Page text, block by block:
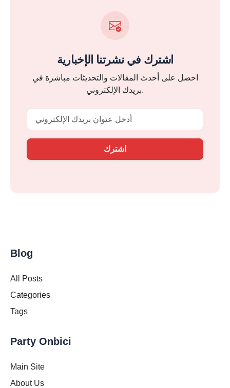
اشترك في نشرتنا الإخبارية
احصل على أحدث المقالات والتحديثات مباشرة في
بريدك الإلكتروني.
Email
اشترك
Blog
All Posts
Categories
Tags
Party Onbici
Main Site
About Us